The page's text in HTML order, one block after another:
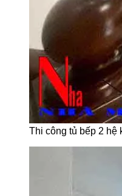
Thi công tủ bếp 2 hệ